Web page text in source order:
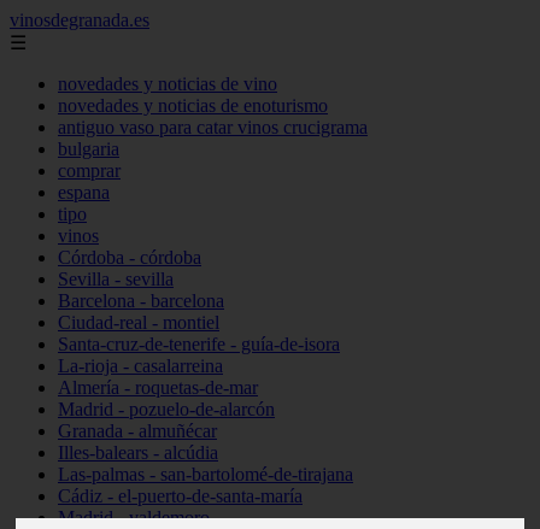
vinosdegranada.es
☰
novedades y noticias de vino
novedades y noticias de enoturismo
antiguo vaso para catar vinos crucigrama
bulgaria
comprar
espana
tipo
vinos
Córdoba - córdoba
Sevilla - sevilla
Barcelona - barcelona
Ciudad-real - montiel
Santa-cruz-de-tenerife - guía-de-isora
La-rioja - casalarreina
Almería - roquetas-de-mar
Madrid - pozuelo-de-alarcón
Granada - almuñécar
Illes-balears - alcúdia
Las-palmas - san-bartolomé-de-tirajana
Cádiz - el-puerto-de-santa-maría
Madrid - valdemoro